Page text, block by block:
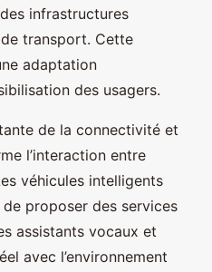
infrastructures
transport. Cette
adaptation
des usagers.
de la connectivité et
l’interaction entre
véhicules intelligents
proposer des services
assistants vocaux et
avec l’environnement